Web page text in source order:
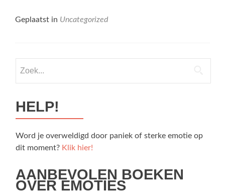
Geplaatst in Uncategorized
HELP!
Word je overweldigd door paniek of sterke emotie op
dit moment? Klik hier!
AANBEVOLEN BOEKEN
OVER EMOTIES